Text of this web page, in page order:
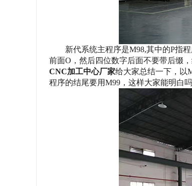
新代系统主程序是M98,其中的P指
前面O，然后四位数字后面不要带后缀
CNC加工中心厂家给大家总结一下，以
程序的结尾要用M99，这样大家能明白